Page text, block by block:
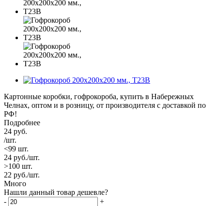
Картонные коробки, гофрокороба, купить в Набережных
Челнах, оптом и в розницу, от производителя с доставкой по
РФ!
Подробнее
24 руб.
/шт.
<99 шт.
24 руб./шт.
>100 шт.
22 руб./шт.
Много
Нашли данный товар дешевле?
-
+